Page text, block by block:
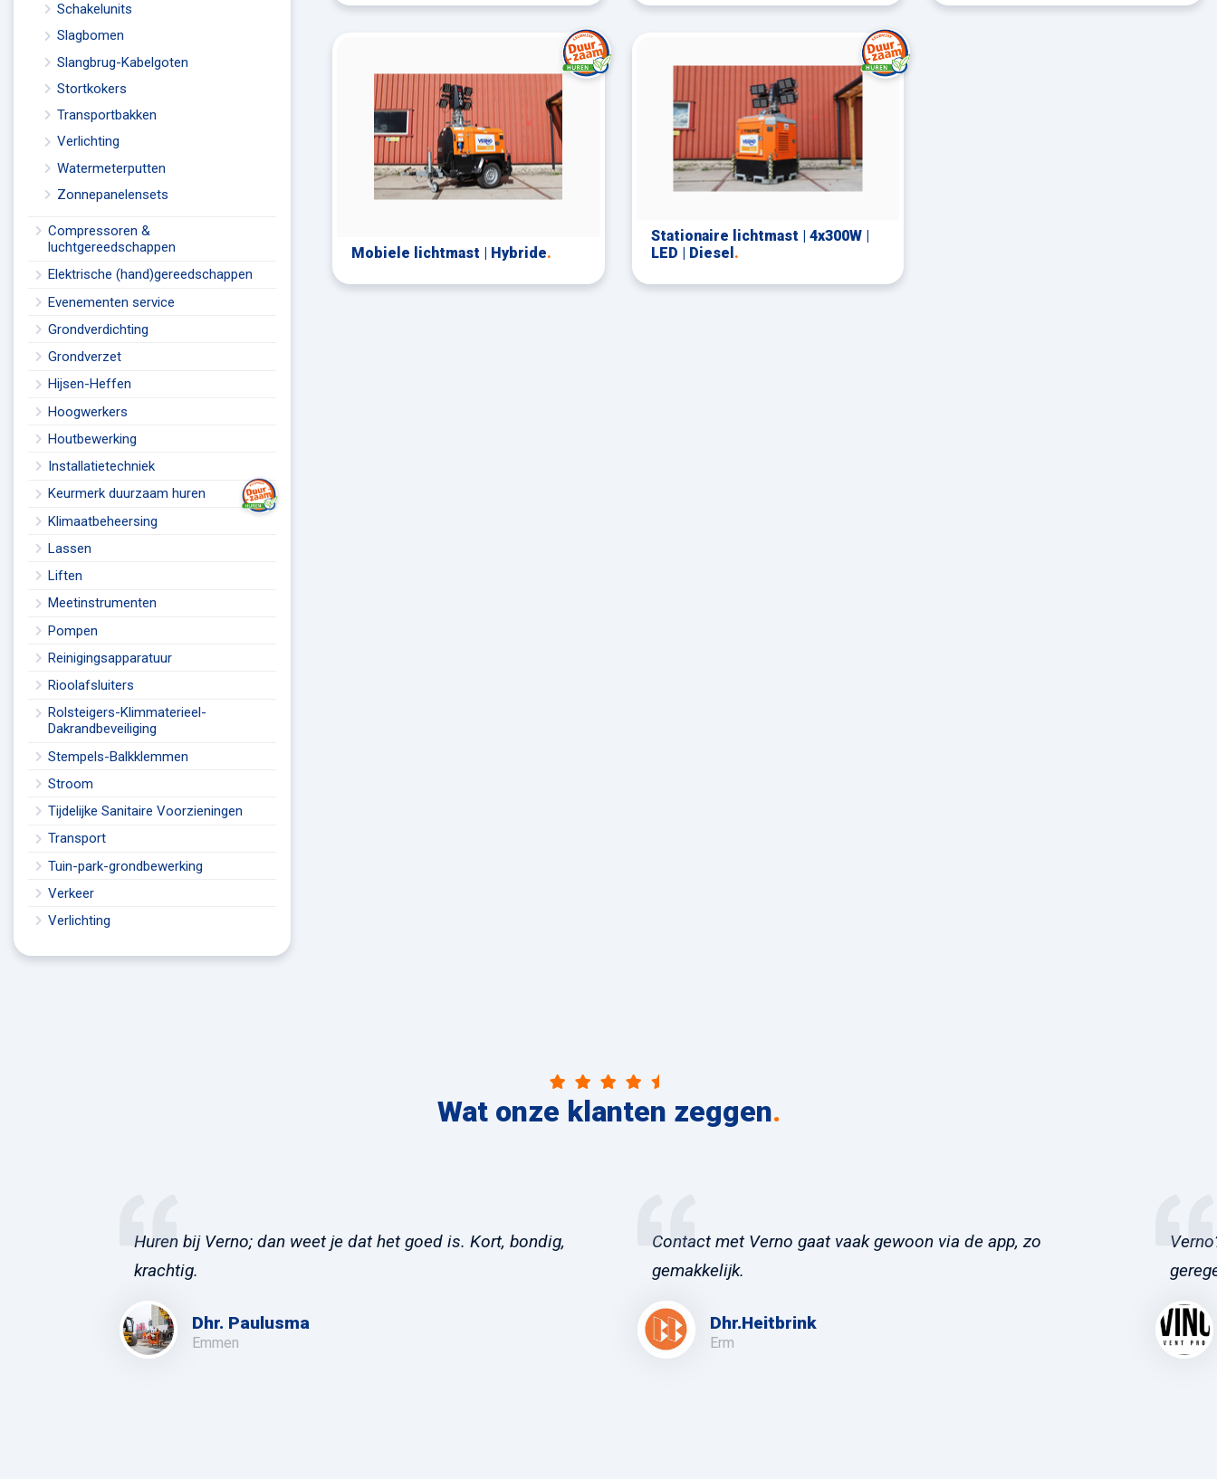
Mobiele lichtmast | Hybride.
Stationaire lichtmast | 4x300W |
LED | Diesel .
Schakelunits
Slagbomen
Slangbrug-Kabelgoten
Stortkokers
Transportbakken
Verlichting
Watermeterputten
Zonnepanelensets
Compressoren &
luchtgereedschappen
Elektrische (hand)gereedschappen
Evenementen service
Grondverdichting
Grondverzet
Hijsen-Heffen
Hoogwerkers
Houtbewerking
Installatietechniek
Keurmerk duurzaam huren
Klimaatbeheersing
Lassen
Liften
Meetinstrumenten
Pompen
Reinigingsapparatuur
Rioolafsluiters
Rolsteigers-Klimmaterieel-
Dakrandbeveiliging
Stempels-Balkklemmen
Stroom
Tijdelijke Sanitaire Voorzieningen
Transport
Tuin-park-grondbewerking
Verkeer
Verlichting
Wat onze klanten zeggen.
Huren bij Verno; dan weet je dat het goed is. Kort, bondig,
krachtig.
Dhr. Paulusma
Emmen
Contact met Verno gaat vaak gewoon via de app, zo
gemakkelijk.
Dhr.Heitbrink
Erm